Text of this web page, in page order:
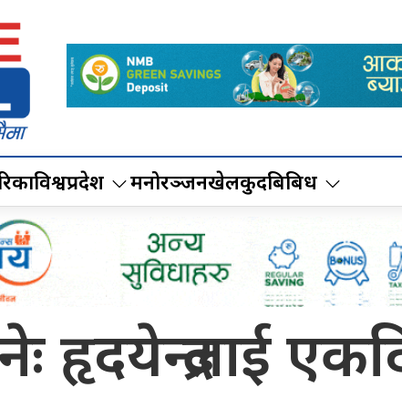
विश्वप्रदेश मनोरञ्जनखेलकुदबिबिध
हृदयेन्द्रलाई